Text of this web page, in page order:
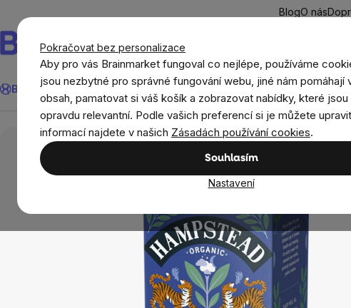
Pokračovat bez personalizace
Aby pro vás Brainmarket fungoval co nejlépe, používáme
jsou nezbytné pro správné fungování webu, jiné nám pomáhají
obsah, pamatovat si váš košík a zobrazovat nabídky, které jsou
opravdu relevantní. Podle vašich preferencí si je můžete
informací najdete v našich Zásadách používání cookies.
Souhlasím
Nastavení
obsah
BlogO nás
Hledat
BrainMax® Léto Ušetři CíleDoplňky stravy a výživaNovinky
Potraviny Nápoje Čaje Bylinné směsi